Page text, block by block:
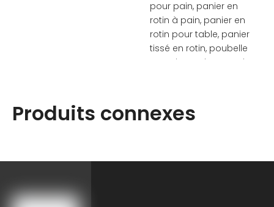
pour pain, panier en
rotin à pain, panier en
rotin pour table, panier
tissé en rotin, poubelle
en rotin, panier en rotin
rotin pour ensemble de
vrac, fabricants,
Produits connexes